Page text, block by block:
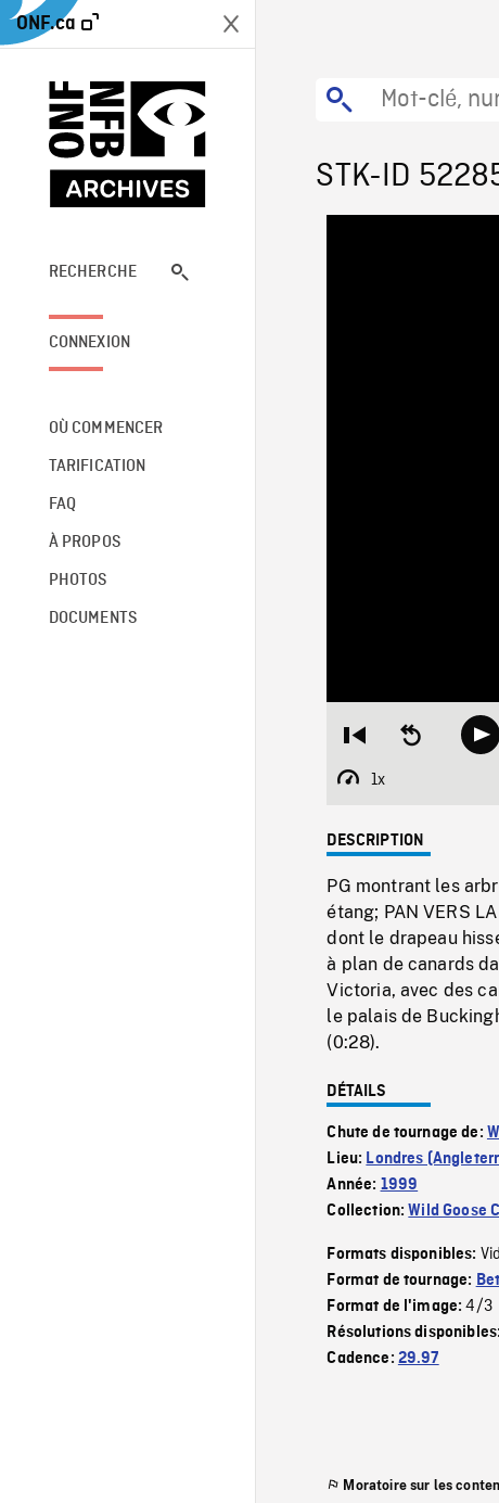
ONF.ca
RECHERCHE
CONNEXION
OÙ COMMENCER
TARIFICATION
FAQ
À PROPOS
PHOTOS
DOCUMENTS
STK-ID
Restart
beginning
Seek
backward
1x
Playback
DESCRIPTION
PG montrant les
étang; PAN VERS
dont le drapeau
à plan de canards
Victoria, avec des
le palais de
(0:28).
DÉTAILS
Chute de tournage de:
Lieu: Londres
Année: 1999
Collection:Wild Goose
Formats disponibles:
Format de tournage:
Format de l'image:4/3
Résolutions
Cadence: 29.97
Moratoire sur les